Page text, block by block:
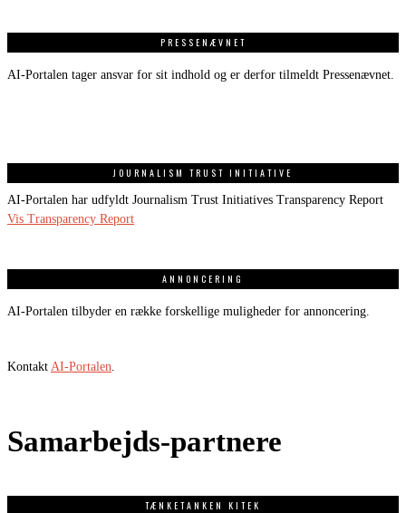
PRESSENÆVNET
AI-Portalen tager ansvar for sit indhold og er derfor tilmeldt Pressenævnet.
JOURNALISM TRUST INITIATIVE
AI-Portalen har udfyldt Journalism Trust Initiatives Transparency Report
Vis Transparency Report
ANNONCERING
AI-Portalen tilbyder en række forskellige muligheder for annoncering.
Kontakt AI-Portalen
Samarbejds-partnere
TÆNKETANKEN KITEK